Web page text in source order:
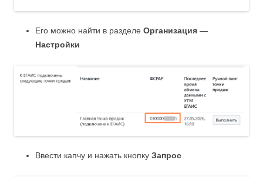
Его можно найти в разделе Организация —
Настройки
Ввести капчу и нажать кнопку Запрос